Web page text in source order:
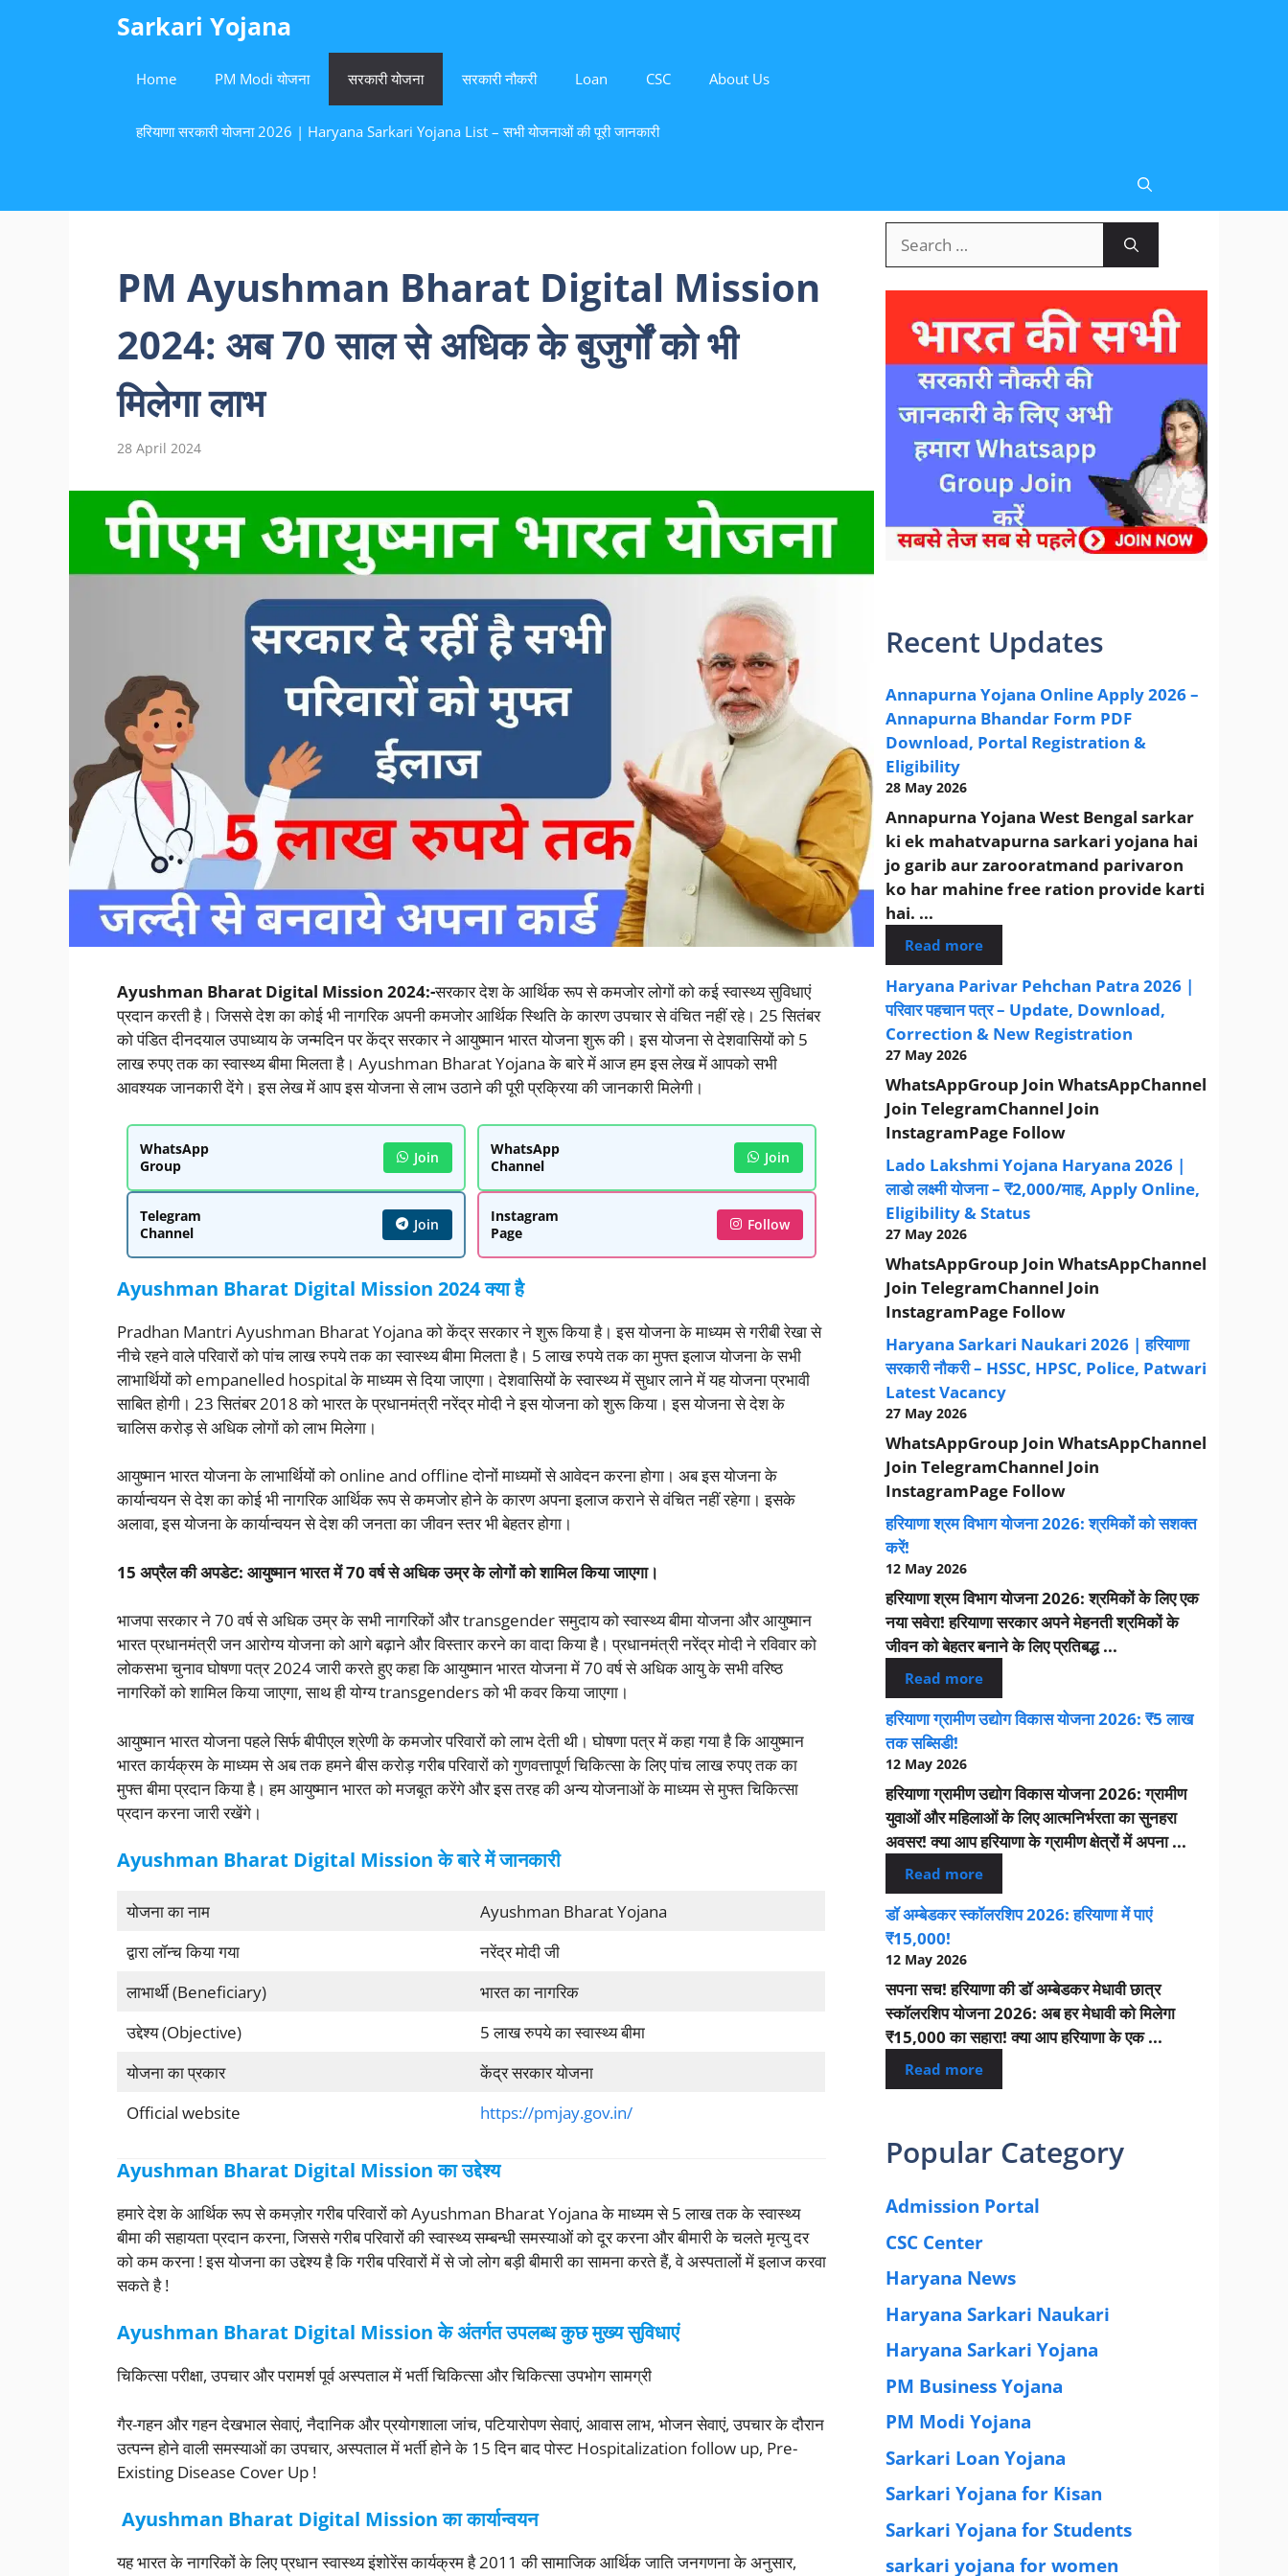
Sarkari Yojana
Home PM Modi योजना सरकारी योजना सरकारी नौकरी Loan CSC About Us
हरियाणा सरकारी योजना 2026 | Haryana Sarkari Yojana List – सभी योजनाओं की पूरी जानकारी
PM Ayushman Bharat Digital Mission
2024: अब 70 साल से अधिक के बुजुर्गों को भी
मिलेगा लाभ
28 April 2024
Ayushman Bharat Digital Mission 2024:-सरकार देश के आर्थिक रूप से कमजोर लोगों को कई स्वास्थ्य सुविधाएं
प्रदान करती है। जिससे देश का कोई भी नागरिक अपनी कमजोर आर्थिक स्थिति के कारण उपचार से वंचित नहीं रहे। 25 सितंबर
को पंडित दीनदयाल उपाध्याय के जन्मदिन पर केंद्र सरकार ने आयुष्मान भारत योजना शुरू की। इस योजना से देशवासियों को 5
लाख रुपए तक का स्वास्थ्य बीमा मिलता है। Ayushman Bharat Yojana के बारे में आज हम इस लेख में आपको सभी
आवश्यक जानकारी देंगे। इस लेख में आप इस योजना से लाभ उठाने की पूरी प्रक्रिया की जानकारी मिलेगी।
WhatsApp
Group
Join
WhatsApp
Channel
Join
Telegram
Channel
Join
Instagram
Page
Follow
Ayushman Bharat Digital Mission 2024 क्या है
Pradhan Mantri Ayushman Bharat Yojana को केंद्र सरकार ने शुरू किया है। इस योजना के माध्यम से गरीबी रेखा से
नीचे रहने वाले परिवारों को पांच लाख रुपये तक का स्वास्थ्य बीमा मिलता है। 5 लाख रुपये तक का मुफ्त इलाज योजना के सभी
लाभार्थियों को empanelled hospital के माध्यम से दिया जाएगा। देशवासियों के स्वास्थ्य में सुधार लाने में यह योजना प्रभावी
साबित होगी। 23 सितंबर 2018 को भारत के प्रधानमंत्री नरेंद्र मोदी ने इस योजना को शुरू किया। इस योजना से देश के
चालिस करोड़ से अधिक लोगों को लाभ मिलेगा।
आयुष्मान भारत योजना के लाभार्थियों को online and offline दोनों माध्यमों से आवेदन करना होगा। अब इस योजना के
कार्यान्वयन से देश का कोई भी नागरिक आर्थिक रूप से कमजोर होने के कारण अपना इलाज कराने से वंचित नहीं रहेगा। इसके
अलावा, इस योजना के कार्यान्वयन से देश की जनता का जीवन स्तर भी बेहतर होगा।
15 अप्रैल की अपडेट: आयुष्मान भारत में 70 वर्ष से अधिक उम्र के लोगों को शामिल किया जाएगा।
भाजपा सरकार ने 70 वर्ष से अधिक उम्र के सभी नागरिकों और transgender समुदाय को स्वास्थ्य बीमा योजना और आयुष्मान
भारत प्रधानमंत्री जन आरोग्य योजना को आगे बढ़ाने और विस्तार करने का वादा किया है। प्रधानमंत्री नरेंद्र मोदी ने रविवार को
लोकसभा चुनाव घोषणा पत्र 2024 जारी करते हुए कहा कि आयुष्मान भारत योजना में 70 वर्ष से अधिक आयु के सभी वरिष्ठ
नागरिकों को शामिल किया जाएगा, साथ ही योग्य transgenders को भी कवर किया जाएगा।
आयुष्मान भारत योजना पहले सिर्फ बीपीएल श्रेणी के कमजोर परिवारों को लाभ देती थी। घोषणा पत्र में कहा गया है कि आयुष्मान
भारत कार्यक्रम के माध्यम से अब तक हमने बीस करोड़ गरीब परिवारों को गुणवत्तापूर्ण चिकित्सा के लिए पांच लाख रुपए तक का
मुफ्त बीमा प्रदान किया है। हम आयुष्मान भारत को मजबूत करेंगे और इस तरह की अन्य योजनाओं के माध्यम से मुफ्त चिकित्सा
प्रदान करना जारी रखेंगे।
Ayushman Bharat Digital Mission के बारे में जानकारी
योजना का नाम
Ayushman Bharat Yojana
द्वारा लॉन्च किया गया
नरेंद्र मोदी जी
लाभार्थी (Beneficiary)
भारत का नागरिक
उद्देश्य (Objective)
5 लाख रुपये का स्वास्थ्य बीमा
योजना का प्रकार
केंद्र सरकार योजना
Official website
https://pmjay.gov.in/
Ayushman Bharat Digital Mission का उद्देश्य
हमारे देश के आर्थिक रूप से कमज़ोर गरीब परिवारों को Ayushman Bharat Yojana के माध्यम से 5 लाख तक के स्वास्थ्य
बीमा की सहायता प्रदान करना, जिससे गरीब परिवारों की स्वास्थ्य सम्बन्धी समस्याओं को दूर करना और बीमारी के चलते मृत्यु दर
को कम करना ! इस योजना का उद्देश्य है कि गरीब परिवारों में से जो लोग बड़ी बीमारी का सामना करते हैं, वे अस्पतालों में इलाज करवा
सकते है !
Ayushman Bharat Digital Mission के अंतर्गत उपलब्ध कुछ मुख्य सुविधाएं
चिकित्सा परीक्षा, उपचार और परामर्श पूर्व अस्पताल में भर्ती चिकित्सा और चिकित्सा उपभोग सामग्री
गैर-गहन और गहन देखभाल सेवाएं, नैदानिक और प्रयोगशाला जांच, पटियारोपण सेवाएं, आवास लाभ, भोजन सेवाएं, उपचार के दौरान
उत्पन्न होने वाली समस्याओं का उपचार, अस्पताल में भर्ती होने के 15 दिन बाद पोस्ट Hospitalization follow up, Pre-
Existing Disease Cover Up !
Ayushman Bharat Digital Missionका कार्यान्वयन
यह भारत के नागरिकों के लिए प्रधान स्वास्थ्य इंशोरेंस कार्यक्रम है 2011 की सामाजिक आर्थिक जाति जनगणना के अनुसार,
for:
Recent Updates
Annapurna Yojana Online Apply 2026 –
Annapurna Bhandar Form PDF
Download, Portal Registration &
Eligibility
28 May 2026
Annapurna Yojana West Bengal sarkar
ki ek mahatvapurna sarkari yojana hai
jo garib aur zarooratmand parivaron
ko har mahine free ration provide karti
hai. ...
Read more
Haryana Parivar Pehchan Patra 2026 |
परिवार पहचान पत्र – Update, Download,
Correction & New Registration
27 May 2026
WhatsAppGroup Join WhatsAppChannel
Join TelegramChannel Join
InstagramPage Follow
Lado Lakshmi Yojana Haryana 2026 |
लाडो लक्ष्मी योजना – ₹2,000/माह, Apply Online,
Eligibility & Status
27 May 2026
WhatsAppGroup Join WhatsAppChannel
Join TelegramChannel Join
InstagramPage Follow
Haryana Sarkari Naukari 2026 | हरियाणा
सरकारी नौकरी – HSSC, HPSC, Police, Patwari
Latest Vacancy
27 May 2026
WhatsAppGroup Join WhatsAppChannel
Join TelegramChannel Join
InstagramPage Follow
हरियाणा श्रम विभाग योजना 2026: श्रमिकों को सशक्त
करें!
12 May 2026
हरियाणा श्रम विभाग योजना 2026: श्रमिकों के लिए एक
नया सवेरा! हरियाणा सरकार अपने मेहनती श्रमिकों के
जीवन को बेहतर बनाने के लिए प्रतिबद्ध ...
Read more
हरियाणा ग्रामीण उद्योग विकास योजना 2026: ₹5 लाख
तक सब्सिडी!
12 May 2026
हरियाणा ग्रामीण उद्योग विकास योजना 2026: ग्रामीण
युवाओं और महिलाओं के लिए आत्मनिर्भरता का सुनहरा
अवसर! क्या आप हरियाणा के ग्रामीण क्षेत्रों में अपना ...
Read more
डॉ अम्बेडकर स्कॉलरशिप 2026: हरियाणा में पाएं
₹15,000!
12 May 2026
सपना सच! हरियाणा की डॉ अम्बेडकर मेधावी छात्र
स्कॉलरशिप योजना 2026: अब हर मेधावी को मिलेगा
₹15,000 का सहारा! क्या आप हरियाणा के एक ...
Read more
Popular Category
Admission Portal
CSC Center
Haryana News
Haryana Sarkari Naukari
Haryana Sarkari Yojana
PM Business Yojana
PM Modi Yojana
Sarkari Loan Yojana
Sarkari Yojana for Kisan
Sarkari Yojana for Students
sarkari yojana for women